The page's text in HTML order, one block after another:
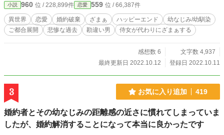
小説 960 位 / 228,899件 恋愛 559 位 / 66,387件
異世界 恋愛 婚約破棄 ざまぁ ハッピーエンド
幼なじみ/幼馴染
ご都合展開
悲惨な過去 勘違い男 侍女が代わりにざまぁする
感想数 6
文字数 4,937
最終更新日 2022.10.12
登録日 2022.10.11
3 お気に入り追加 419
婚約者とその幼なじみの距離感の近さに慣れてしまっていま
したが、婚約解消することになって本当に良かったです